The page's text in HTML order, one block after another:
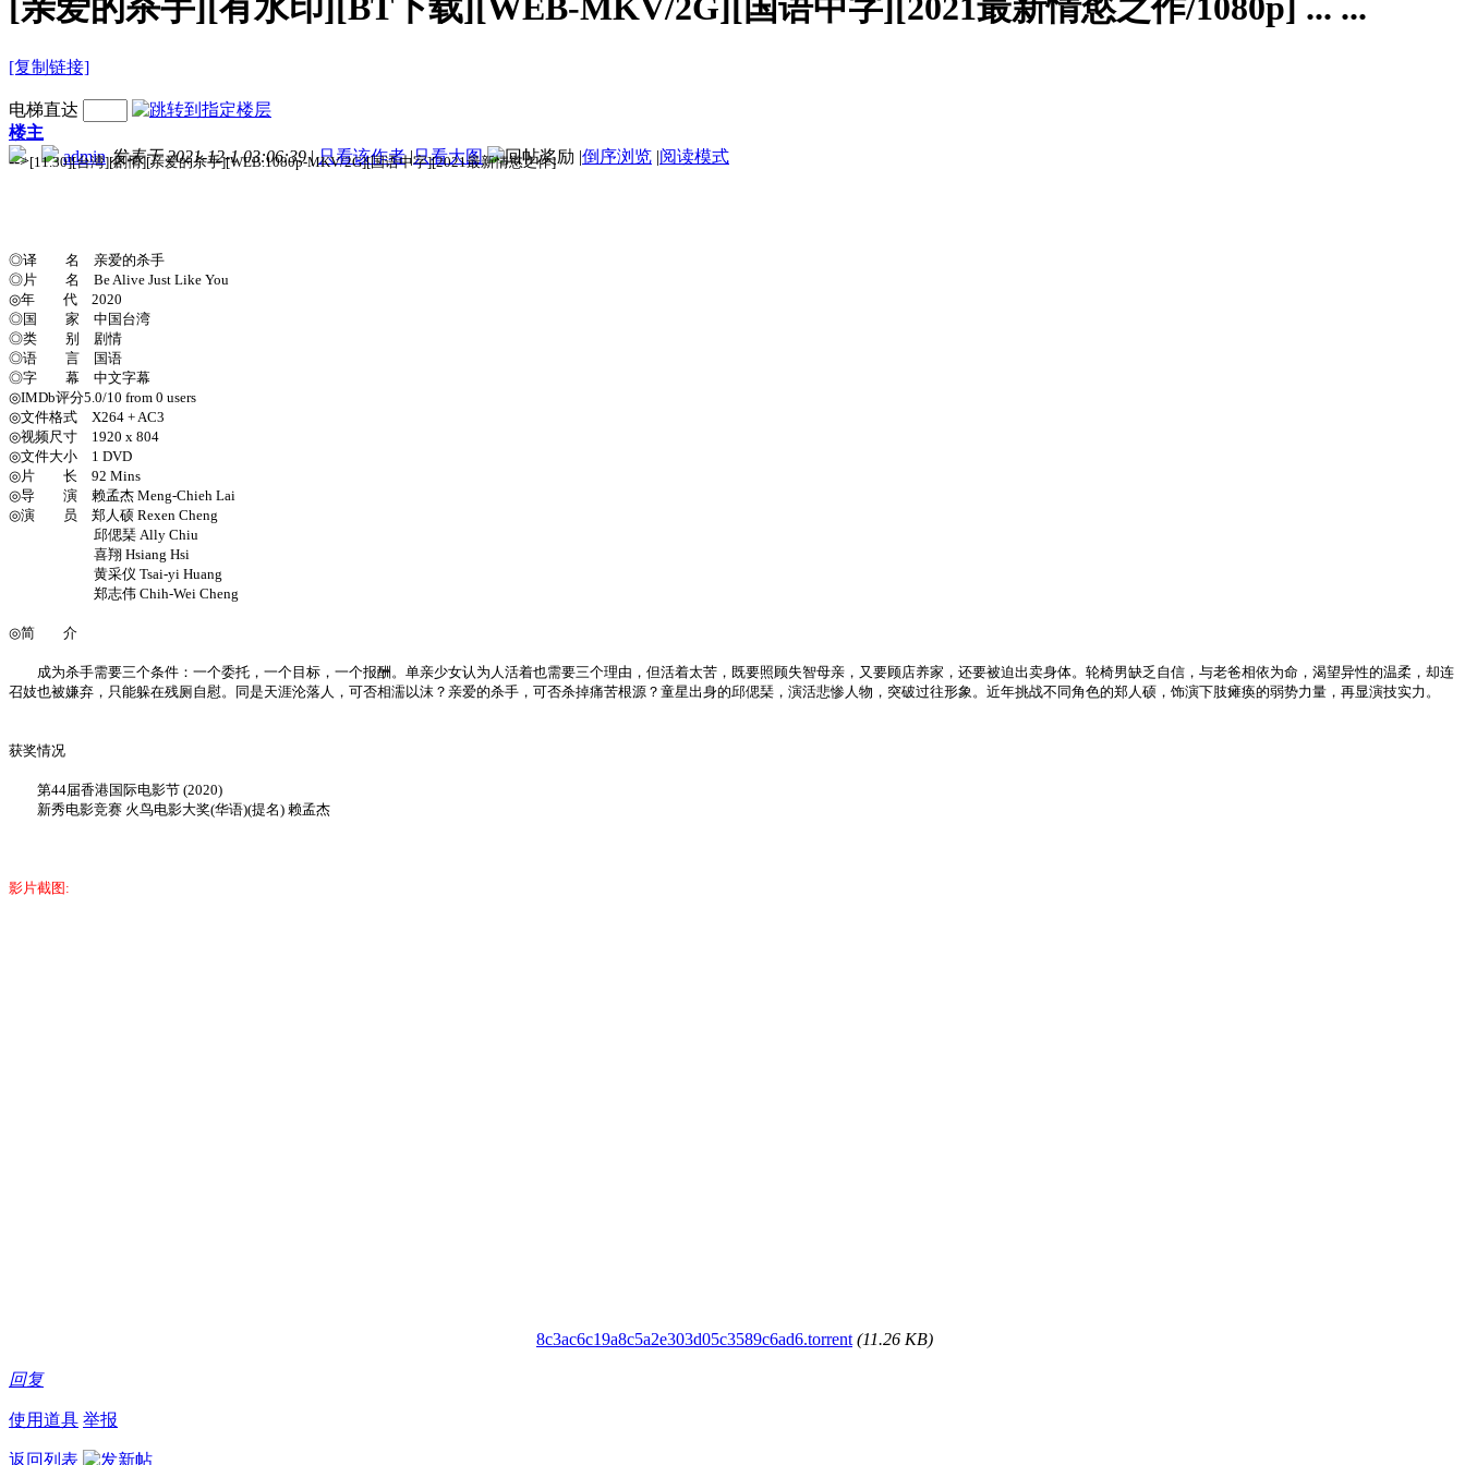
[亲爱的杀手][有水印][BT下载][WEB-MKV/2G][国语中字][2021最新情慾之作/1080p] ... ...
[复制链接]
电梯直达
楼主
admin 发表于 2021-12-1 03:06:39 | 只看该作者 |只看大图 |倒序浏览 |阅读模式
-->[11.30][台湾][剧情][亲爱的杀手][WEB.1080p-MKV/2G][国语中字][2021最新情慾之作]
◎译 名 亲爱的杀手
◎片 名 Be Alive Just Like You
◎年 代 2020
◎国 家 中国台湾
◎类 别 剧情
◎语 言 国语
◎字 幕 中文字幕
◎IMDb评分5.0/10 from 0 users
◎文件格式 X264 + AC3
◎视频尺寸 1920 x 804
◎文件大小 1 DVD
◎片 长 92 Mins
◎导 演 赖孟杰 Meng-Chieh Lai
◎演 员 郑人硕 Rexen Cheng
邱偲琹 Ally Chiu
喜翔 Hsiang Hsi
黄采仪 Tsai-yi Huang
郑志伟 Chih-Wei Cheng
◎简 介
成为杀手需要三个条件：一个委托，一个目标，一个报酬。单亲少女认为人活着也需要三个理由，但活着太苦，既要照顾失智母亲，又要顾店养家，还要被迫出卖身体。轮椅男缺乏自信，与老爸相依为命，渴望异性的温柔，却连
召妓也被嫌弃，只能躲在残厕自慰。同是天涯沦落人，可否相濡以沫？亲爱的杀手，可否杀掉痛苦根源？童星出身的邱偲琹，演活悲惨人物，突破过往形象。近年挑战不同角色的郑人硕，饰演下肢瘫痪的弱势力量，再显演技实力。
获奖情况
第44届香港国际电影节 (2020)
新秀电影竞赛 火鸟电影大奖(华语)(提名) 赖孟杰
影片截图:
8c3ac6c19a8c5a2e303d05c3589c6ad6.torrent (11.26 KB)
回复
使用道具 举报
返回列表